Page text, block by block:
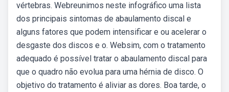
vértebras. Webreunimos neste infográfico uma lista
dos principais sintomas de abaulamento discal e
alguns fatores que podem intensificar e ou acelerar o
desgaste dos discos e o. Websim, com o tratamento
adequado é possível tratar o abaulamento discal para
que o quadro não evolua para uma hérnia de disco. O
objetivo do tratamento é aliviar as dores. Boa tarde, o